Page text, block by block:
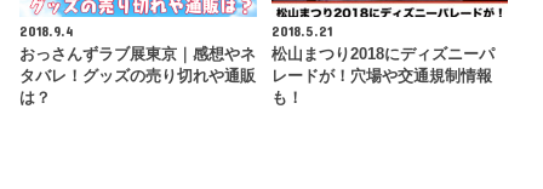
2018.9.4
おっさんずラブ展東京｜感想やネ
タバレ！グッズの売り切れや通販
は？
2018.5.21
松山まつり2018にディズニーパ
レードが！穴場や交通規制情報
も！